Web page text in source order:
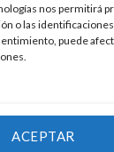
nos permitirá
o las
puede
ACEPTAR